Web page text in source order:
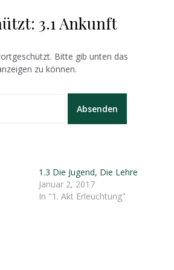
3.1 Ankunft
Bitte gib unten das
zu können.
1.3 Die Jugend, Die Lehre
Januar 2, 2017
In "1. Akt Erleuchtung"